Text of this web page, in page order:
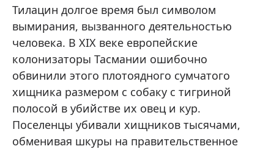
Тилацин долгое время был символом
вымирания, вызванного деятельностью
человека. В XIX веке европейские
колонизаторы Тасмании ошибочно
обвинили этого плотоядного сумчатого
хищника размером с собаку с тигриной
полосой в убийстве их овец и кур.
Поселенцы убивали хищников тысячами,
обменивая шкуры на правительственное